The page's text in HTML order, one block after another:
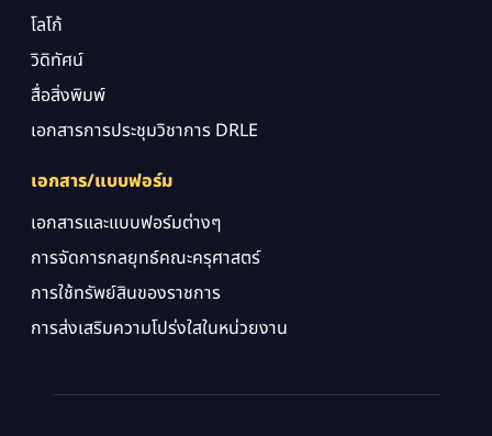
โลโก้
วิดิทัศน์
สื่อสิ่งพิมพ์
เอกสารการประชุมวิชาการ DRLE
เอกสาร/แบบฟอร์ม
เอกสารและแบบฟอร์มต่างๆ
การจัดการกลยุทธ์คณะครุศาสตร์
การใช้ทรัพย์สินของราชการ
การส่งเสริมความโปร่งใสในหน่วยงาน